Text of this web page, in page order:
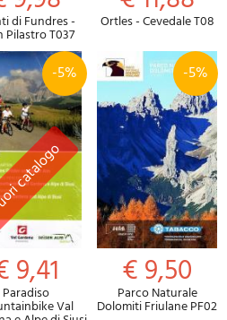
di Fundres -
Pilastro T037
Ortles - Cevedale T08
-5%
9,41
Paradiso
Val
-5%
€ 9,50
Parco Naturale
Dolomiti Friulane PF02